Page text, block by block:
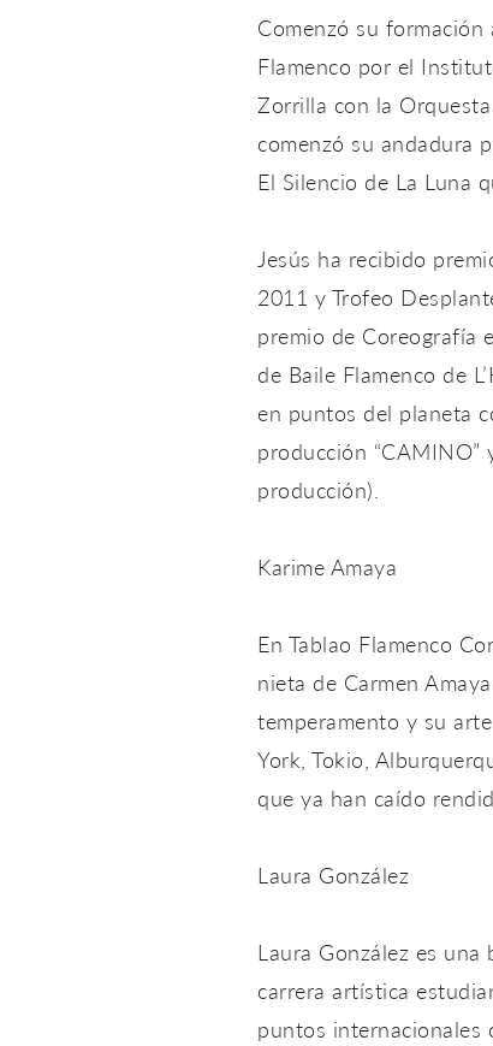
Comenzó su
Flamenco por el
Zorrilla con la
comenzó su andadura
El Silencio de La Luna
Jesús ha recibido
2011 y Trofeo
premio de Coreografía
de Baile Flamenco de
en puntos del planeta
producción
producción).
Karime Amaya
En Tablao Flamenco
nieta de Carmen
temperamento y su
York, Tokio,
que ya han caído
Laura González
Laura González es
carrera artística
puntos internacionales